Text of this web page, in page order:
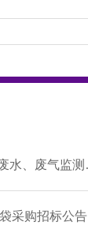
气监测数据信息公开
采购招标公告